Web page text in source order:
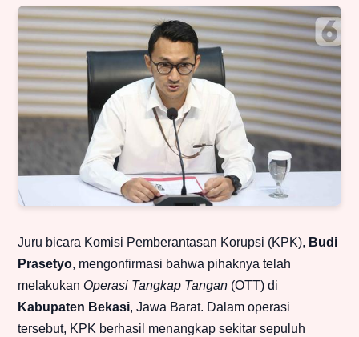
Juru bicara Komisi Pemberantasan Korupsi (KPK), Budi
Prasetyo, mengonfirmasi bahwa pihaknya telah
melakukan Operasi Tangkap Tangan (OTT) di
Kabupaten Bekasi, Jawa Barat. Dalam operasi
tersebut, KPK berhasil menangkap sekitar sepuluh